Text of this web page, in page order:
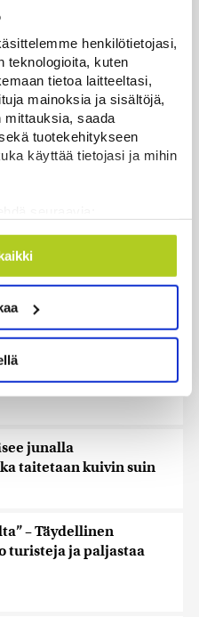
henkilötietojasi,
teknologioita, kuten
tietoa laitteeltasi,
mainoksia ja sisältöjä,
mittauksia, saada
tuotekehitykseen
käyttää tietojasi ja mihin
sijainnistasi,
tarkkuudella
(sormenjäljen
käsitellään ja miten
milloin vain
ominaisuuksien
analysoimiseen. Lisäksi
ja analytiikka-
siitä, miten käytät
antanut heille tai joita on
palvelujaan. Tietoja
siitä
ykkönen
pimennyslaseja
osittainen
junalla
taitetaan kuivin suin
– Täydellinen
turisteja ja paljastaa